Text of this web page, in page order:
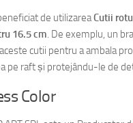
de utilizareaCutii
16.5 cm. De exemplu, un
cutii pentru a ambala
pe raft și protejându-le de
Color